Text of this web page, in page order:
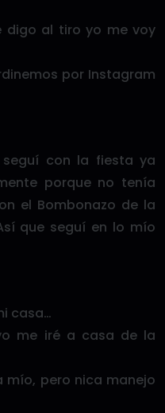
digo al tiro yo me voy
por Instagram
seguí con la fiesta ya
porque no tenía
el Bombonazo de la
que seguí en lo mío
casa…
yo me iré a casa de la
mío, pero nica manejo